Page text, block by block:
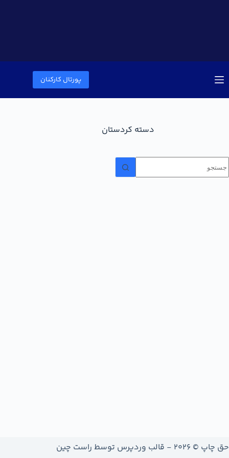
پورتال کارکنان
دسته کردستان
حق چاپ © 2026 - قالب وردپرس توسط راست چین